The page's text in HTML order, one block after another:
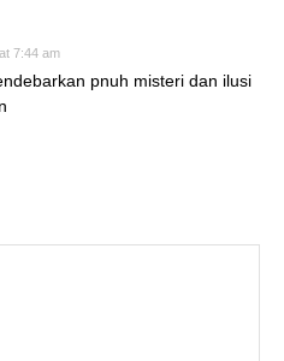
7:44 am
pnuh misteri dan ilusi